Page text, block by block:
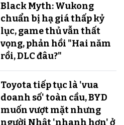
Black Myth: Wukong
chuẩn bị hạ giá thấp kỷ
lục, game thủ vẫn thất
vọng, phản hồi "Hai năm
rồi, DLC đâu?"
Toyota tiếp tục là 'vua
doanh số' toàn cầu, BYD
muốn vượt mặt nhưng
người Nhật 'nhanh hơn' ở